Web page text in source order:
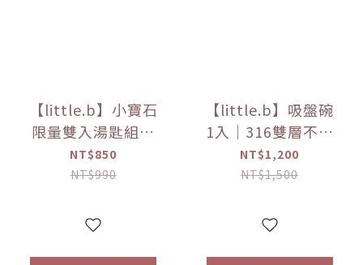
【little.b】小寶石
限量雙入湯匙組｜
316雙層不鏽鋼系列
｜學習餐具｜多種
NT$850
NT$990
【little.b】吸盤碗
1入｜316雙層不鏽
鋼系列｜學習餐具
｜多種顏色
NT$1,200
NT$1,500